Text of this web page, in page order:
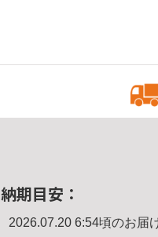
納期目安：
2026.07.20 6:54頃のお届